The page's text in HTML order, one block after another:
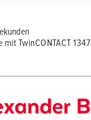
TwinCONTACT 1347